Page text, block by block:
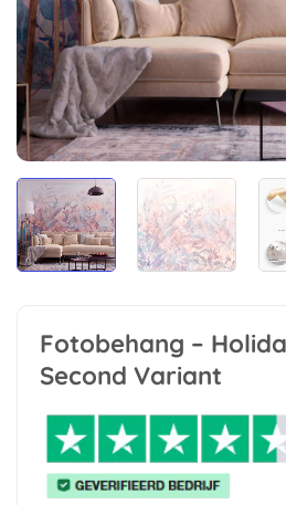
Fotobehang –
Second Variant